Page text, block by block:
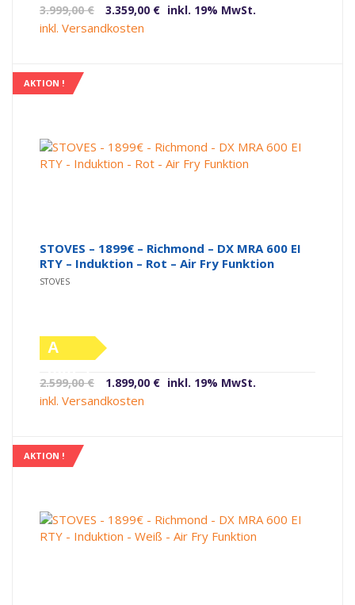
Label)
3.999,00€
Ursprünglicher
Preis
3.359,00 € Aktueller
inkl. 19% MwSt.
inkl. Versandkosten
AKTION !
STOVES – 1899€ – Richmond – DX MRA 600 EI
RTY – Induktion – Rot – Air Fry Funktion
STOVES
A
Label)
2.599,00€
Ursprünglicher
Preis
1.899,00 € Aktueller
inkl. 19% MwSt.
inkl. Versandkosten
AKTION !